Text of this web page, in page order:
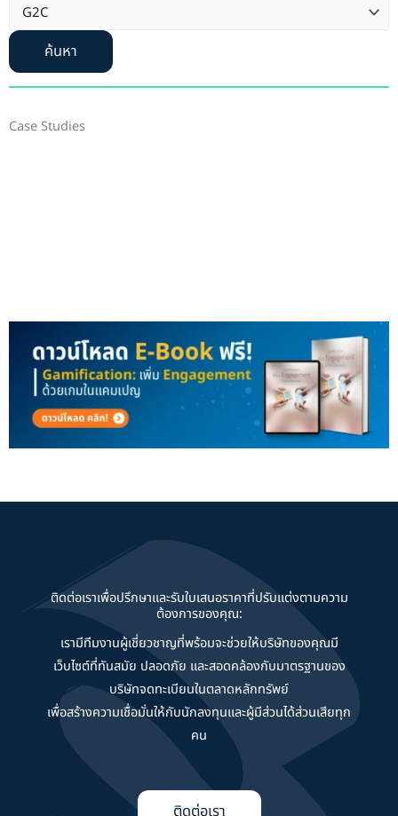
ค้นหา
Case Studies
ติดต่อเราเพื่อปรึกษาและรับใบเสนอราคาที่ปรับแต่งตามความ
ต้องการของคุณ:
เรามีทีมงานผู้เชี่ยวชาญที่พร้อมจะช่วยให้บริษัทของคุณมี
เว็บไซต์ที่ทันสมัย ปลอดภัย และสอดคล้องกับมาตรฐานของ
บริษัทจดทะเบียนในตลาดหลักทรัพย์
เพื่อสร้างความเชื่อมั่นให้กับนักลงทุนและผู้มีส่วนได้ส่วนเสียทุก
คน
ติดต่อเรา